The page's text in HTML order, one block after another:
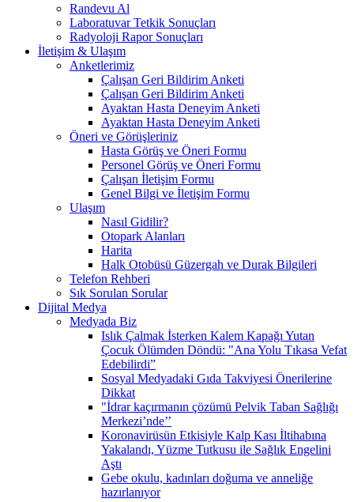
Randevu Al
Laboratuvar Tetkik Sonuçları
Radyoloji Rapor Sonuçları
İletişim & Ulaşım
Anketlerimiz
Çalışan Geri Bildirim Anketi
Çalışan Geri Bildirim Anketi
Ayaktan Hasta Deneyim Anketi
Ayaktan Hasta Deneyim Anketi
Öneri ve Görüşleriniz
Hasta Görüş ve Öneri Formu
Personel Görüş ve Öneri Formu
Çalışan İletişim Formu
Genel Bilgi ve İletişim Formu
Ulaşım
Nasıl Gidilir?
Otopark Alanları
Harita
Halk Otobüsü Güzergah ve Durak Bilgileri
Telefon Rehberi
Sık Sorulan Sorular
Dijital Medya
Medyada Biz
Islık Çalmak İsterken Kalem Kapağı Yutan
Çocuk Ölümden Döndü: "Ana Yolu Tıkasa Vefat
Edebilirdi”
Sosyal Medyadaki Gıda Takviyesi Önerilerine
Dikkat
"İdrar kaçırmanın çözümü Pelvik Taban Sağlığı
Merkezi’nde’’
Koronavirüsün Etkisiyle Kalp Kası İltihabına
Yakalandı, Yüzme Tutkusu ile Sağlık Engelini
Aştı
Gebe okulu, kadınları doğuma ve anneliğe
hazırlanıyor